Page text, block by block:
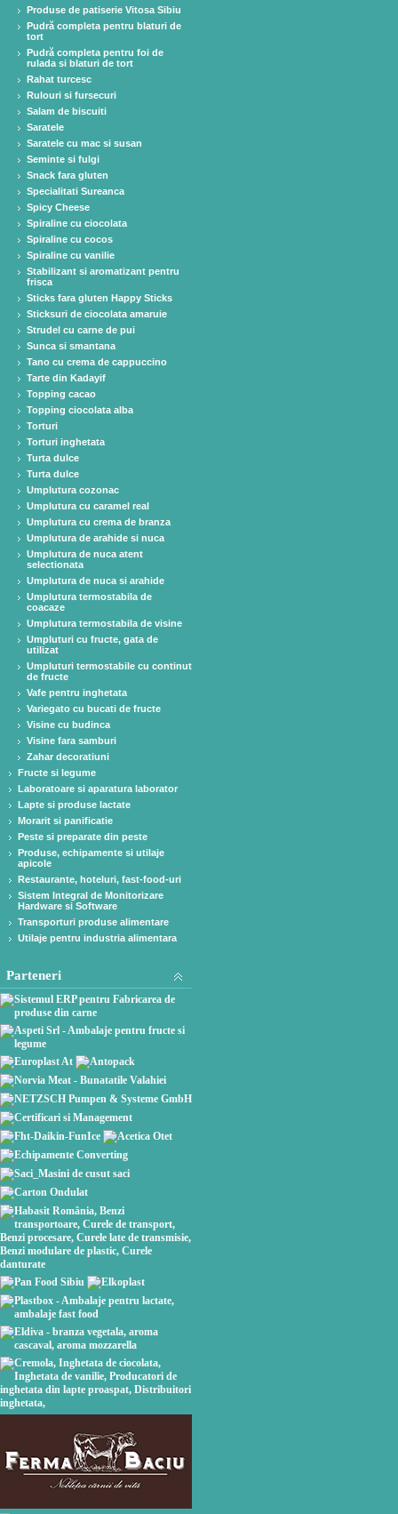
Produse de patiserie Vitosa Sibiu
Pudră completa pentru blaturi de
tort
Pudră completa pentru foi de
rulada si blaturi de tort
Rahat turcesc
Rulouri si fursecuri
Salam de biscuiti
Saratele
Saratele cu mac si susan
Seminte si fulgi
Snack fara gluten
Specialitati Sureanca
Spicy Cheese
Spiraline cu ciocolata
Spiraline cu cocos
Spiraline cu vanilie
Stabilizant si aromatizant pentru
frisca
Sticks fara gluten Happy Sticks
Sticksuri de ciocolata amaruie
Strudel cu carne de pui
Sunca si smantana
Tano cu crema de cappuccino
Tarte din Kadayif
Topping cacao
Topping ciocolata alba
Torturi
Torturi inghetata
Turta dulce
Turta dulce
Umplutura cozonac
Umplutura cu caramel real
Umplutura cu crema de branza
Umplutura de arahide si nuca
Umplutura de nuca atent
selectionata
Umplutura de nuca si arahide
Umplutura termostabila de
coacaze
Umplutura termostabila de visine
Umpluturi cu fructe, gata de
utilizat
Umpluturi termostabile cu continut
de fructe
Vafe pentru inghetata
Variegato cu bucati de fructe
Visine cu budinca
Visine fara samburi
Zahar decoratiuni
Fructe si legume
Laboratoare si aparatura laborator
Lapte si produse lactate
Morarit si panificatie
Peste si preparate din peste
Produse, echipamente si utilaje
apicole
Restaurante, hoteluri, fast-food-uri
Sistem Integral de Monitorizare
Hardware si Software
Transporturi produse alimentare
Utilaje pentru industria alimentara
Parteneri